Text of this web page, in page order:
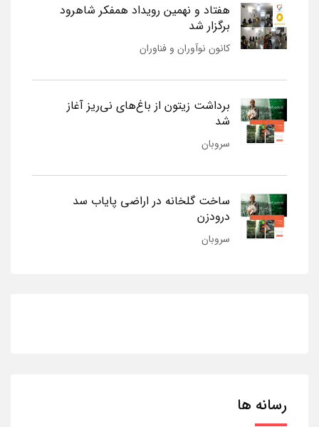
هفتاد و نهمین رویداد همفکر شاهرود
برگزار شد
کانون نوآوران و فناوران
برداشت زیتون از باغ‌های نی‌ریز آغاز
شد
سروبان
ساخت گلخانه در اراضی پایاب سد
درودزن
سروبان
رسانه ها